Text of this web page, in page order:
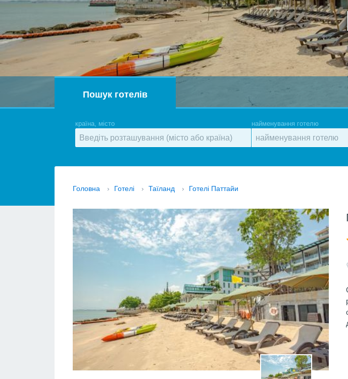
Пошук готелів
країна, місто найменування готелю
Головна › Готелі › Таїланд › Готелі Паттайи